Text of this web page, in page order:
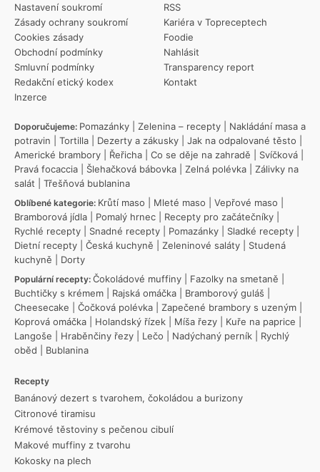
Nastavení soukromí
Zásady ochrany soukromí
Cookies zásady
Obchodní podmínky
Smluvní podmínky
Redakční etický kodex
Inzerce
RSS
Kariéra v Topreceptech
Foodie
Nahlásit
Transparency report
Kontakt
Doporučujeme: Pomazánky Zelenina – recepty
Nakládání masa a
potravin
Tortilla Dezerty a zákusky Jak na odpalované těsto
Americké brambory
Řeřicha Co se děje na zahradě Svíčková
Pravá focaccia
Šlehačková bábovka Zelná polévka
Zálivky na
salát
Třešňová bublanina
Oblíbené kategorie: Krůtí maso Mleté maso Vepřové maso
Bramborová jídla
Pomalý hrnec Recepty pro začátečníky
Rychlé recepty
Snadné recepty Pomazánky Sladké recepty
Dietní recepty
Česká kuchyně Zeleninové saláty
Studená
kuchyně
Dorty
Populární recepty: Čokoládové muffiny Fazolky na smetaně
Buchtičky s krémem
Rajská omáčka Bramborový guláš
Cheesecake
Čočková polévka Zapečené brambory s uzeným
Koprová omáčka
Holandský řízek Míša řezy Kuře na paprice
Langoše
Hraběnčiny řezy Lečo Nadýchaný perník
Rychlý
oběd
Bublanina
Recepty
Banánový dezert s tvarohem, čokoládou a burizony
Citronové tiramisu
Krémové těstoviny s pečenou cibulí
Makové muffiny z tvarohu
Kokosky na plech